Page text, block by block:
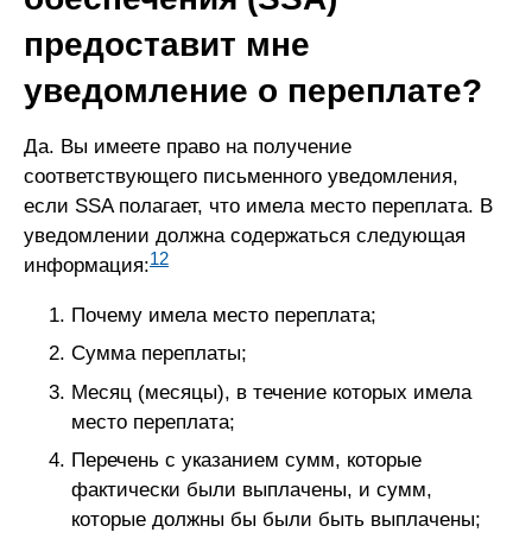
предоставит мне
уведомление о переплате?
Да. Вы имеете право на получение
соответствующего письменного уведомления,
если SSA полагает, что имела место переплата. В
уведомлении должна содержаться следующая
информация:12
Почему имела место переплата;
Сумма переплаты;
Месяц (месяцы), в течение которых имела
место переплата;
Перечень с указанием сумм, которые
фактически были выплачены, и сумм,
которые должны бы были быть выплачены;